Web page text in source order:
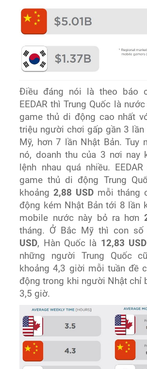
Điều đáng nói là theo báo
EEDAR thì Trung Quốc là
game thủ di động cao nhất
triệu người chơi gấp gần 3 lần
Mỹ, hơn 7 lần Nhật Bản. Tuy
nó, doanh thu của 3 nơi nay
lệnh nhau quá nhiều.
game thủ di động Trung
khoảng2,88 USD mỗi tháng
động kém Nhật Bản tới 8 lần
mobile nước này bỏ ra hơn
tháng. Ở Bắc Mỹ thì con số
USD, Hàn Quốc là 12,83 USD
những người Trung Quốc
khoảng 4,3 giời mỗi tuần đề
động trong khi người Nhật chỉ
3,5 giờ.